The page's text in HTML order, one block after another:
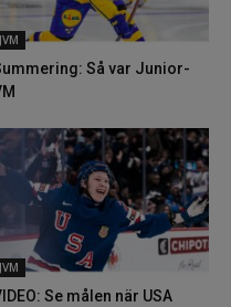
JVM
Så var Junior-
JVM
Se målen när USA